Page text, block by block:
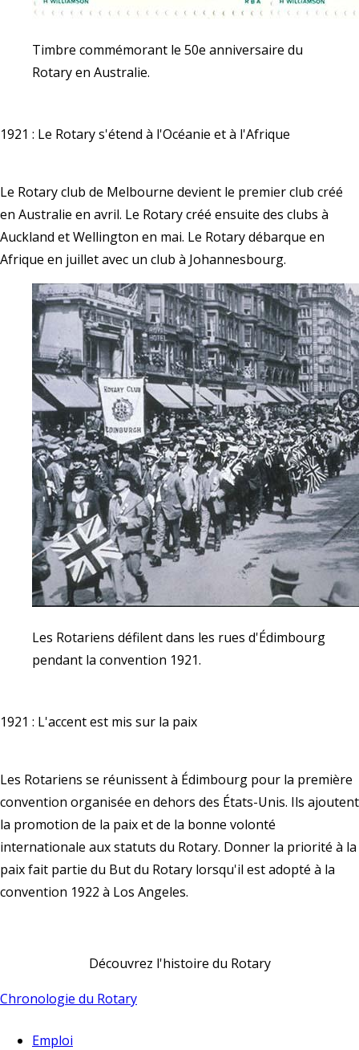
Timbre commémorant le 50e anniversaire du
Rotary en Australie.
1921 : Le Rotary s'étend à l'Océanie et à l'Afrique
Le Rotary club de Melbourne devient le premier club créé
en Australie en avril. Le Rotary créé ensuite des clubs à
Auckland et Wellington en mai. Le Rotary débarque en
Afrique en juillet avec un club à Johannesbourg.
Les Rotariens défilent dans les rues d'Édimbourg
pendant la convention 1921.
1921 : L'accent est mis sur la paix
Les Rotariens se réunissent à Édimbourg pour la première
convention organisée en dehors des États-Unis. Ils ajoutent
la promotion de la paix et de la bonne volonté
internationale aux statuts du Rotary. Donner la priorité à la
paix fait partie du But du Rotary lorsqu'il est adopté à la
convention 1922 à Los Angeles.
Découvrez l'histoire du Rotary
Chronologie du Rotary
Emploi